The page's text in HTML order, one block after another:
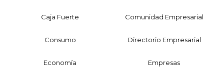
Caja Fuerte Comunidad Empresarial
Consumo Directorio Empresarial
Economía Empresas